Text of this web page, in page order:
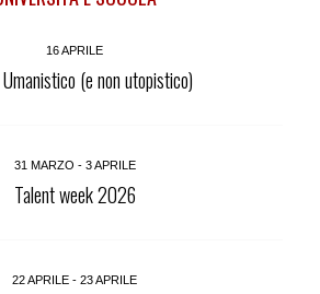
16 APRILE
(e non utopistico)
31 MARZO - 3 APRILE
Talent week 2026
22 APRILE - 23 APRILE